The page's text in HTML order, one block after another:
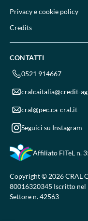
Privacy e cookie policy
Credits
CONTATTI
0521 914667
cralcaitalia@credit-
cral@pec.ca-cral.it
Seguici su Instagram
Affiliato FITeL n.
Copyright © 2026 CRAL
80016320345 Iscritto nel
Settore n. 42563